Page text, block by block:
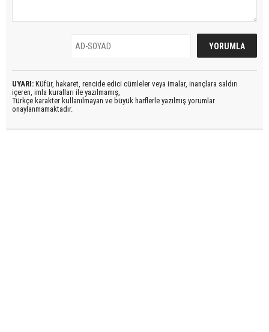
UYARI: Küfür, hakaret, rencide edici cümleler veya imalar, inançlara saldırı
içeren, imla kuralları ile yazılmamış,
Türkçe karakter kullanılmayan ve büyük harflerle yazılmış yorumlar
onaylanmamaktadır.